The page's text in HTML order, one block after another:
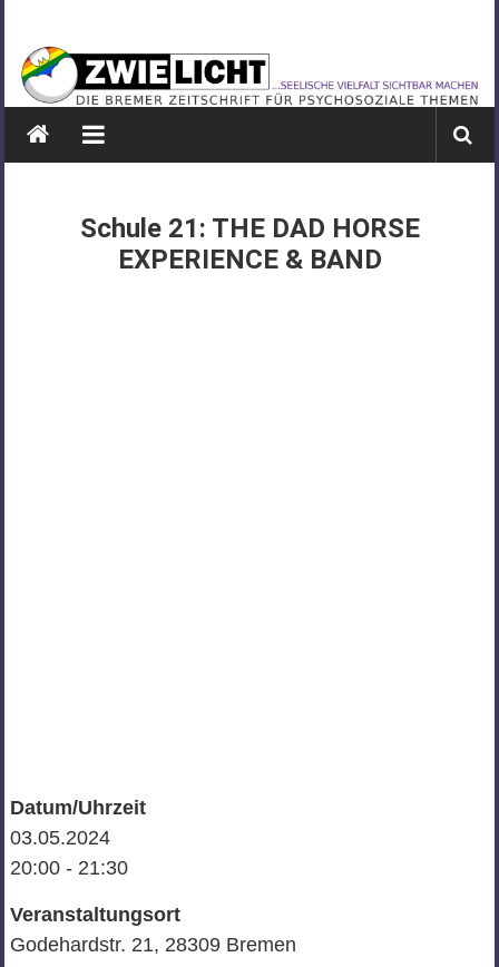
springen
ZWIELICHT
BREMEN
DIE
PSYCHOSOZIALESchule 21: THE DAD HORSE
EXPERIENCE & BAND
Datum/Uhrzeit
03.05.2024
20:00 - 21:30
Veranstaltungsort
Godehardstr. 21, 28309 Bremen